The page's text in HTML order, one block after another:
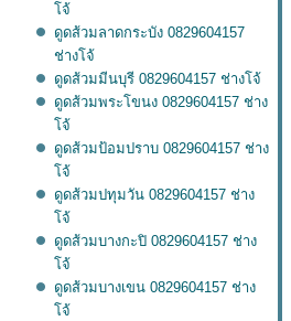
จ้
ดูดส้วมลาดกระบัง 0829604157
ช่างโจ้
ดูดส้วมมีนบุรี 0829604157 ช่างโจ้
ดูดส้วมพระโขนง 0829604157 ช่าง
จ้
ดูดส้วมป้อมปราบ 0829604157 ช่าง
จ้
ดูดส้วมปทุมวัน 0829604157 ช่าง
จ้
ดูดส้วมบางกะปิ 0829604157 ช่าง
จ้
ดูดส้วมบางเขน 0829604157 ช่าง
จ้